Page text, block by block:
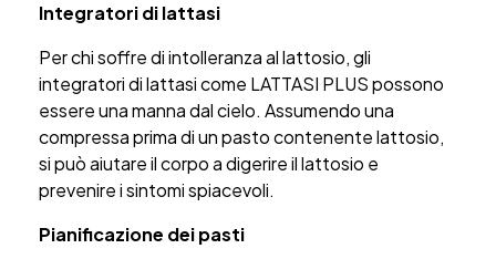
Integratori di lattasi
Per chi soffre di intolleranza al lattosio, gli
integratori di lattasi come LATTASI PLUS possono
essere una manna dal cielo. Assumendo una
compressa prima di un pasto contenente lattosio,
si può aiutare il corpo a digerire il lattosio e
prevenire i sintomi spiacevoli.
Pianificazione dei pasti